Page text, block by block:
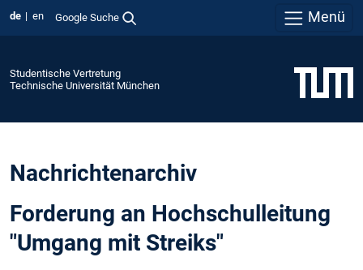
de en Google Suche Menü
Studentische Vertretung
Technische Universität München
Nachrichtenarchiv
Forderung an Hochschulleitung
"Umgang mit Streiks"